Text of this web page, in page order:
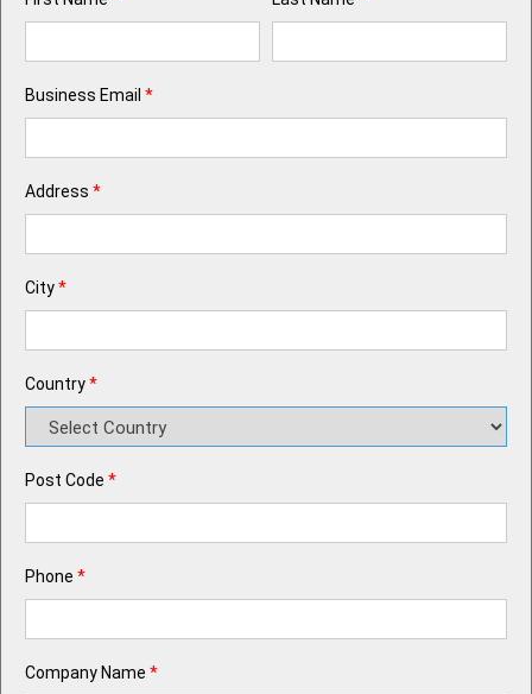
Business Email *
Address *
City*
Country*
Post Code *
Phone *
Company Name *